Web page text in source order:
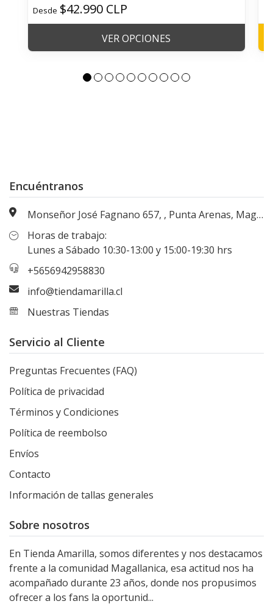
Desde $42.990 CLP
VER OPCIONES
Encuéntranos
Monseñor José Fagnano 657, , Punta Arenas, Magallanes, Chile
Horas de trabajo:
Lunes a Sábado 10:30-13:00 y 15:00-19:30 hrs
+5656942958830
info@tiendamarilla.cl
Nuestras Tiendas
Servicio al Cliente
Preguntas Frecuentes (FAQ)
Política de privacidad
Términos y Condiciones
Política de reembolso
Envíos
Contacto
Información de tallas generales
Sobre nosotros
En Tienda Amarilla, somos diferentes y nos destacamos
frente a la comunidad Magallanica, esa actitud nos ha
acompañado durante 23 años, donde nos propusimos
ofrecer a los fans la oportunid...